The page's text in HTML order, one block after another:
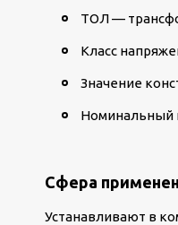
ТОЛ —
Класс
Значение
Номинальный
Сфера
Устанавливают в